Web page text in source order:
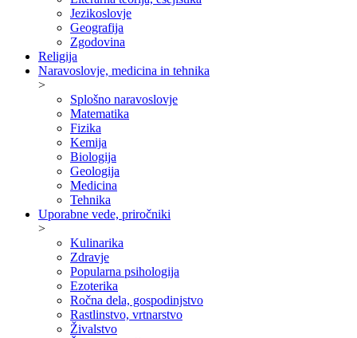
Jezikoslovje
Geografija
Zgodovina
Religija
Naravoslovje, medicina in tehnika
>
Splošno naravoslovje
Matematika
Fizika
Kemija
Biologija
Geologija
Medicina
Tehnika
Uporabne vede, priročniki
>
Kulinarika
Zdravje
Popularna psihologija
Ezoterika
Ročna dela, gospodinjstvo
Rastlinstvo, vrtnarstvo
Živalstvo